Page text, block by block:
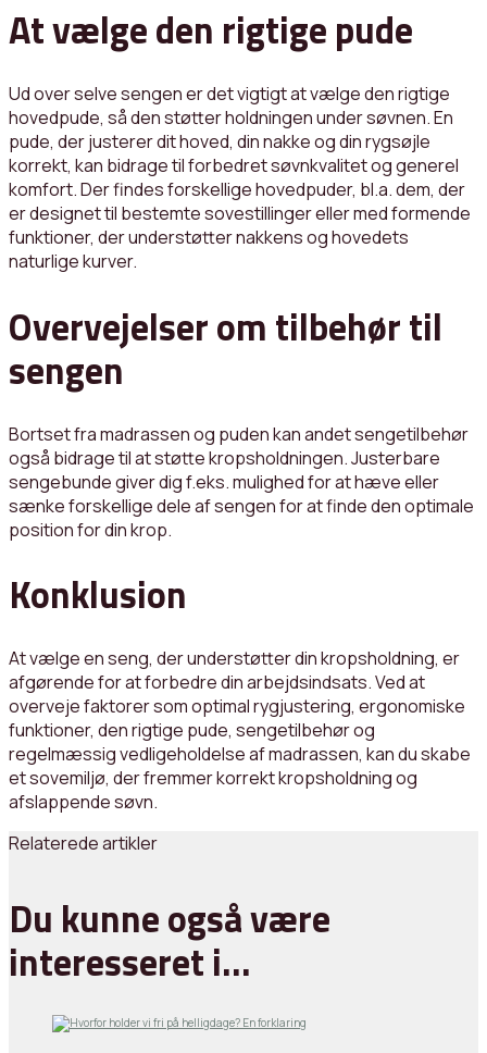
At vælge den rigtige pude
Ud over selve sengen er det vigtigt at vælge den rigtige
hovedpude, så den støtter holdningen under søvnen. En
pude, der justerer dit hoved, din nakke og din rygsøjle
korrekt, kan bidrage til forbedret søvnkvalitet og generel
komfort. Der findes forskellige hovedpuder, bl.a. dem, der
er designet til bestemte sovestillinger eller med formende
funktioner, der understøtter nakkens og hovedets
naturlige kurver.
Overvejelser om tilbehør til
sengen
Bortset fra madrassen og puden kan andet sengetilbehør
også bidrage til at støtte kropsholdningen. Justerbare
sengebunde giver dig f.eks. mulighed for at hæve eller
sænke forskellige dele af sengen for at finde den optimale
position for din krop.
Konklusion
At vælge en seng, der understøtter din kropsholdning, er
afgørende for at forbedre din arbejdsindsats. Ved at
overveje faktorer som optimal rygjustering, ergonomiske
funktioner, den rigtige pude, sengetilbehør og
regelmæssig vedligeholdelse af madrassen, kan du skabe
et sovemiljø, der fremmer korrekt kropsholdning og
afslappende søvn.
Relaterede artikler
Du kunne også være
interesseret i…